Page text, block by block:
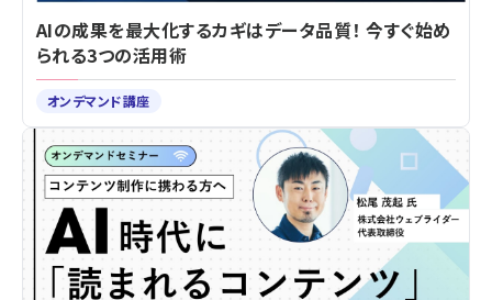
AIの成果を最大化するカギはデータ品質！ 今すぐ始め
られる3つの活用術
オンデマンド講座